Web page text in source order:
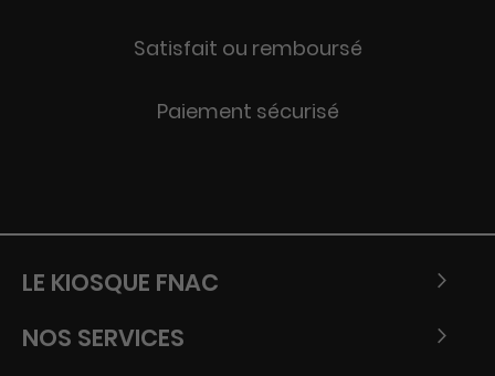
Satisfait ou remboursé
Paiement sécurisé
LE KIOSQUE FNAC
NOS SERVICES